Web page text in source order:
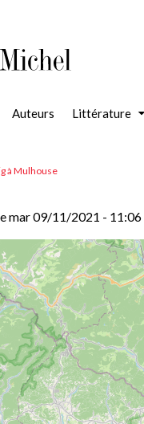
Auteurs Littérature
à Mulhouse
mar 09/11/2021 - 11:06